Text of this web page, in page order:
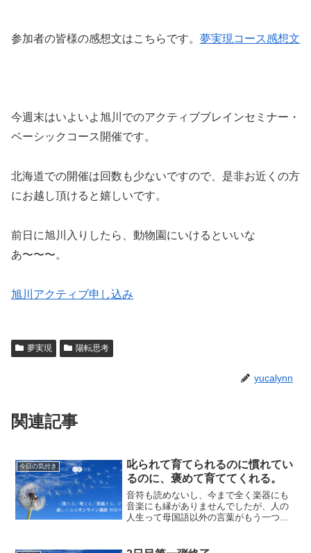
参加者の皆様の感想文はこちらです。 夢実現コース感想文
今週末はいよいよ旭川でのアクティブブレインセミナー・
ベーシックコース開催です。
北海道での開催は回数も少ないですので、是非お近くの方
にお越し頂けると嬉しいです。
前日に旭川入りしたら、動物園にいけるといいな
あ〜〜〜。
旭川アクティブ申し込み
夢実現 陽転思考
yucalynn
関連記事
今日の気付き
叱られて育てられるのに慣れてい
るのに、褒めて育ててくれる。
音符も読めないし、今まで全く楽器にも
音楽にも縁がありませんでしたが、人の
人生って母国語以外の言葉がもう一つ話
とがあるので、始めてみることにしまし